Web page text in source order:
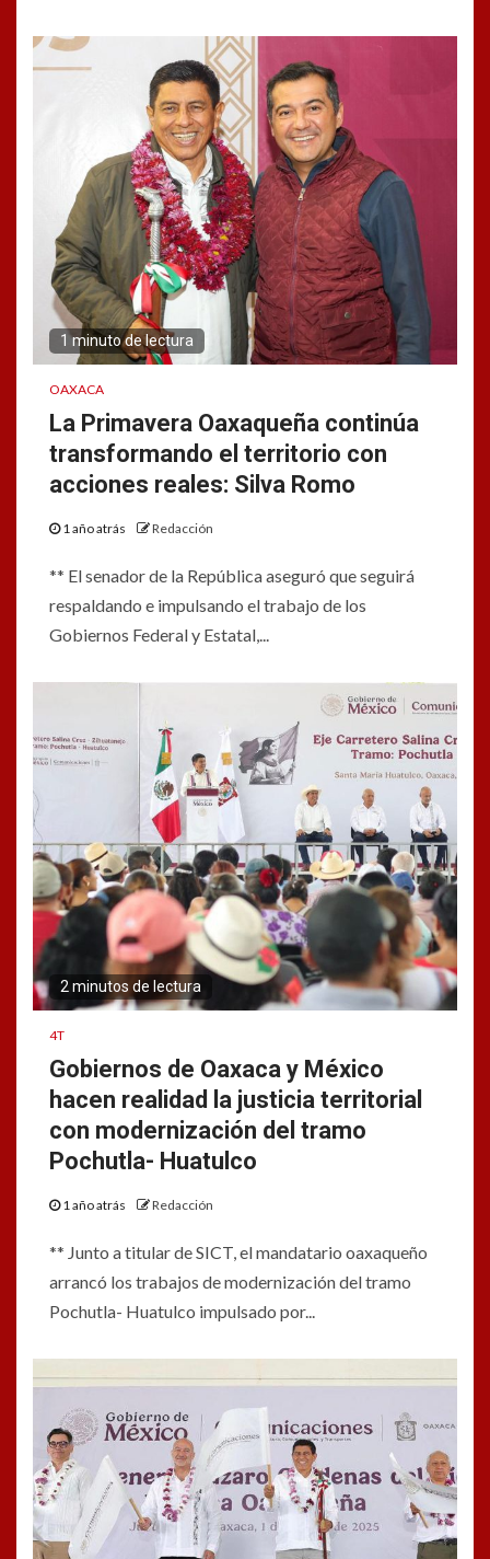
1 minuto de lectura
OAXACA
La Primavera Oaxaqueña continúa
transformando el territorio con
acciones reales: Silva Romo
1 año atrás Redacción
** El senador de la República aseguró que seguirá
respaldando e impulsando el trabajo de los
Gobiernos Federal y Estatal,...
2 minutos de lectura
4T
Gobiernos de Oaxaca y México
hacen realidad la justicia territorial
con modernización del tramo
Pochutla- Huatulco
1 año atrás Redacción
** Junto a titular de SICT, el mandatario oaxaqueño
arrancó los trabajos de modernización del tramo
Pochutla- Huatulco impulsado por...